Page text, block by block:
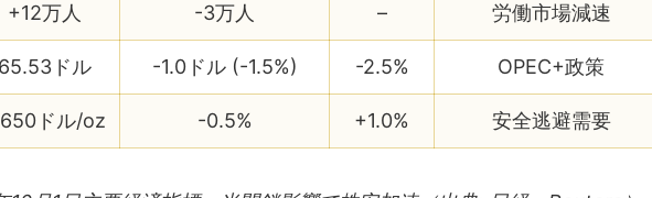
+12万人 -3万人 – 労働市場減速
65.53ドル -1.0ドル (-1.5%) -2.5% OPEC+政策
ドル/oz -0.5% +1.0% 安全逃避需要